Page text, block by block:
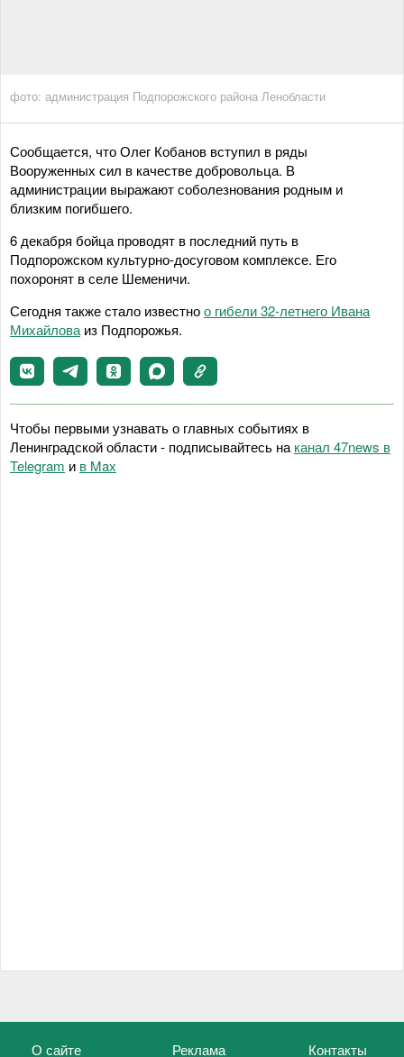
фото: администрация Подпорожского района Ленобласти
Сообщается, что Олег Кобанов вступил в ряды
Вооруженных сил в качестве добровольца. В
администрации выражают соболезнования родным и
близким погибшего.
6 декабря бойца проводят в последний путь в
Подпорожском культурно-досуговом комплексе. Его
похоронят в селе Шеменичи.
Сегодня также стало известноо гибели 32-летнего Ивана
Михайлова из Подпорожья.
Чтобы первыми узнавать о главных событиях в
Ленинградской области - подписывайтесь на канал 47news в
Telegram и в Maх
О сайте Реклама Контакты